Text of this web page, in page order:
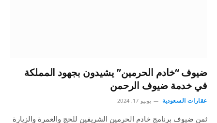
ضيوف “خادم الحرمين” يشيدون بجهود المملكة
في خدمة ضيوف الرحمن
عقارات السعودية يونيو 17, 2024
ثمن ضيوف برنامج خادم الحرمين الشريفين للحج والعمرة والزيارة